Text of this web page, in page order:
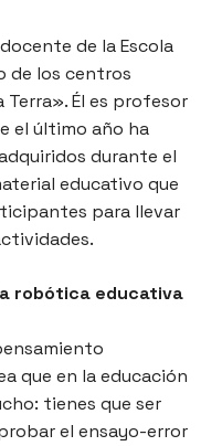
de la Escola
de los centros
Él es profesor
el último año ha
durante el
educativo que
para llevar
robótica educativa
que en la educación
tienes que ser
el ensayo-error